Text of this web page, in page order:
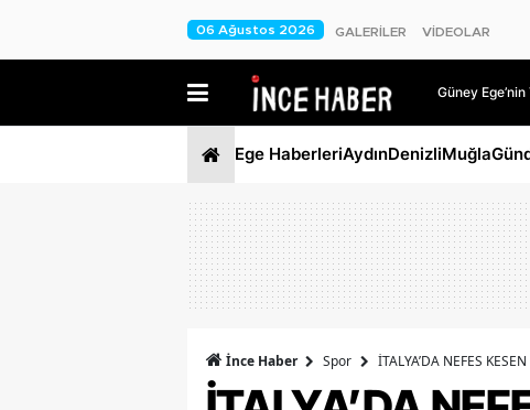
06 Ağustos 2026 GALERİLER VİDEOLAR
Güney
Ege HaberleriAydınDenizliMuğla
İnce Haber Spor İTALYA’DA NEFES